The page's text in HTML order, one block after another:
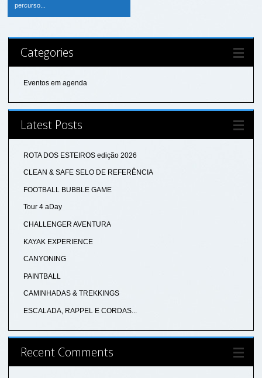
percurso...
Categories
Eventos em agenda
Latest Posts
ROTA DOS ESTEIROS edição 2026
CLEAN & SAFE SELO DE REFERÊNCIA
FOOTBALL BUBBLE GAME
Tour 4 aDay
CHALLENGER AVENTURA
KAYAK EXPERIENCE
CANYONING
PAINTBALL
CAMINHADAS & TREKKINGS
ESCALADA, RAPPEL E CORDAS...
Recent Comments